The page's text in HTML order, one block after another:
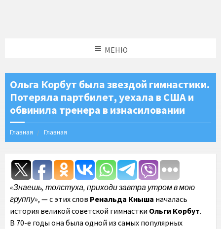
МЕНЮ
Ольга Корбут была звездой гимнастики.
Потеряла партбилет, уехала в США и
обвинила тренера в изнасиловании
Главная Главная
«Знаешь, толстуха, приходи завтра утром в мою
группу», — с этих слов Ренальда Кныша началась
история великой советской гимнастки Ольги Корбут.
В 70-е годы она была одной из самых популярных